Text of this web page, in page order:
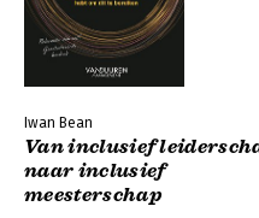
Iwan Bean
Van inclusief
naar inclusief
meesterschap